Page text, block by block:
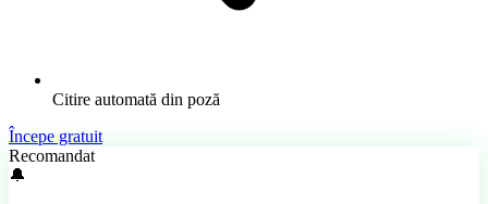
Citire automată din poză
Începe gratuit
Recomandat
🔔